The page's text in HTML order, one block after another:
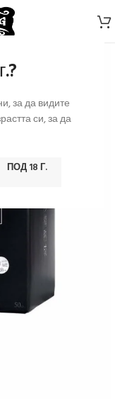
за да видите
си, за да
ПОД 18 Г.